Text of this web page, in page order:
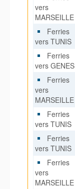
vers
MARSEILLE
Ferries
vers TUNIS
Ferries
vers GENES
Ferries
vers
MARSEILLE
Ferries
vers TUNIS
Ferries
vers TUNIS
Ferries
vers
MARSEILLE